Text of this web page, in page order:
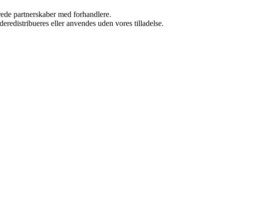
partnerskaber med forhandlere.
eller anvendes uden vores tilladelse.